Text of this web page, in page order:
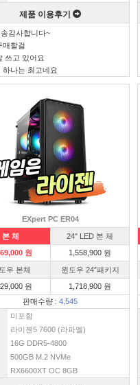
제품 이용후기
감사합니다~
매할걸
쓰고 있어요
하나는 최고네요
EXpert PC ER04
본 체
24″ LED 본 체
원
1,558,900 원
우 본체
윈도우 24″패키지
원
1,718,900 원
판매수량 : 4,545
미포함
라이젠5 7600 (라파엘)
16G DDR5-4800
500GB M.2 NVMe
RX6600XT OC 8GB